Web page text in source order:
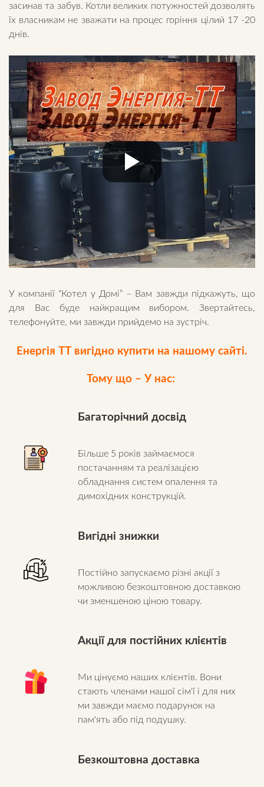
засинав та забув. Котли великих потужностей дозволять
їх власникам не зважати на процес горіння цілий 17 -20
днів.
У компанії “Котел у Домі” – Вам завжди підкажуть, що
для Вас буде найкращим вибором. Звертайтесь,
телефонуйте, ми завжди прийдемо на зустріч.
Енергія ТТ вигідно купити на нашому сайті.
Тому що – У нас:
Багаторічний досвід
Більше 5 років займаємося
постачанням та реалізацією
обладнання систем опалення та
димохідних конструкцій.
Вигідні знижки
Постійно запускаємо різні акції з
можливою безкоштовною доставкою
чи зменшеною ціною товару.
Акції для постійних клієнтів
Ми цінуємо наших клієнтів. Вони
стають членами нашої сім'ї і для них
ми завжди маємо подарунок на
пам'ять або під подушку.
Безкоштовна доставка